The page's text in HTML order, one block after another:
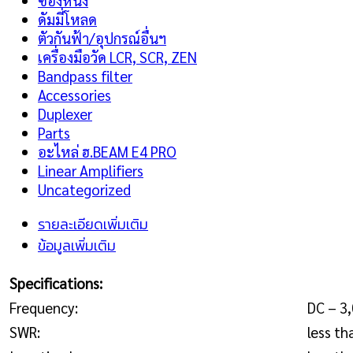
ดัมมี่โหลด
ตัวกันฟ้า/อุปกรณ์อื่นฯ
เครื่องมือวัด LCR, SCR, ZEN
Bandpass filter
Accessories
Duplexer
Parts
อะไหล่ ฮ.BEAM E4 PRO
Linear Amplifiers
Uncategorized
รายละเอียดเพิ่มเติม
ข้อมูลเพิ่มเติม
Specifications:
Frequency:
DC –
SWR:
less